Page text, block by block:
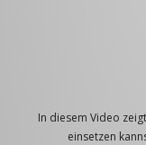
In diesem Video
einsetzen